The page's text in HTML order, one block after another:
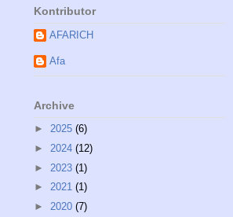
Kontributor
AFARICH
Afa
Archive
► 2025 (6)
► 2024 (12)
► 2023 (1)
► 2021 (1)
► 2020 (7)